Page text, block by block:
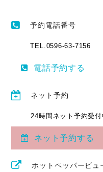
予約電話番号
TEL.0596-63-7156
電話予約する
ネット予約
24時間ネット予約受付
ネット予約する
ホットペッパービュ